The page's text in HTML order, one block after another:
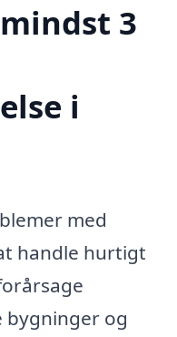
3
i
med
handle hurtigt
bygninger og